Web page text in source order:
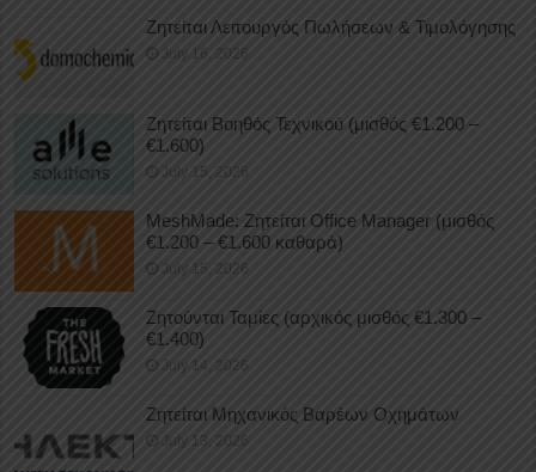
Ζητείται Λειτουργός Πωλήσεων & Τιμολόγησης
July 16, 2026
Ζητείται Βοηθός Τεχνικού (μισθός €1.200 –
€1.600)
July 15, 2026
MeshMade: Ζητείται Office Manager (μισθός
€1.200 – €1.600 καθαρά)
July 15, 2026
Ζητούνται Ταμίες (αρχικός μισθός €1.300 –
€1.400)
July 14, 2026
Ζητείται Μηχανικός Βαρέων Οχημάτων
July 13, 2026